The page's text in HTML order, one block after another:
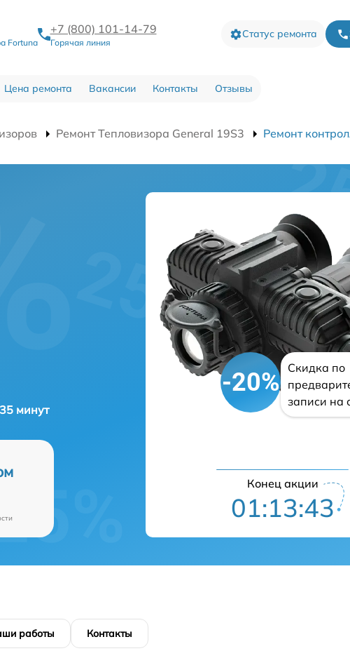
Fortuna
+7 (800) 101-14-79
Горячая линия
Статус ремонта
Цена ремонта Вакансии Контакты Отзывы
Ремонт Тепловизора General 19S3 Ремонт
минут
-20%
Скидка по
записи на
Конец акции
01:13:42
работы Контакты